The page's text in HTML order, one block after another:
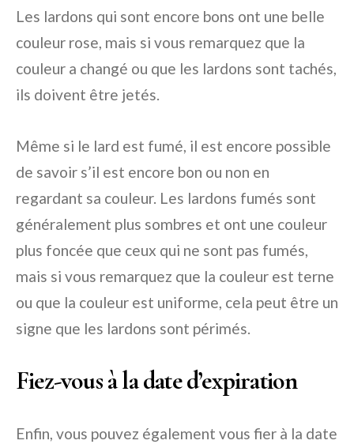
Les lardons qui sont encore bons ont une belle
couleur rose, mais si vous remarquez que la
couleur a changé ou que les lardons sont tachés,
ils doivent être jetés.
Même si le lard est fumé, il est encore possible
de savoir s’il est encore bon ou non en
regardant sa couleur. Les lardons fumés sont
généralement plus sombres et ont une couleur
plus foncée que ceux qui ne sont pas fumés,
mais si vous remarquez que la couleur est terne
ou que la couleur est uniforme, cela peut être un
signe que les lardons sont périmés.
Fiez-vous à la date d’expiration
Enfin, vous pouvez également vous fier à la date